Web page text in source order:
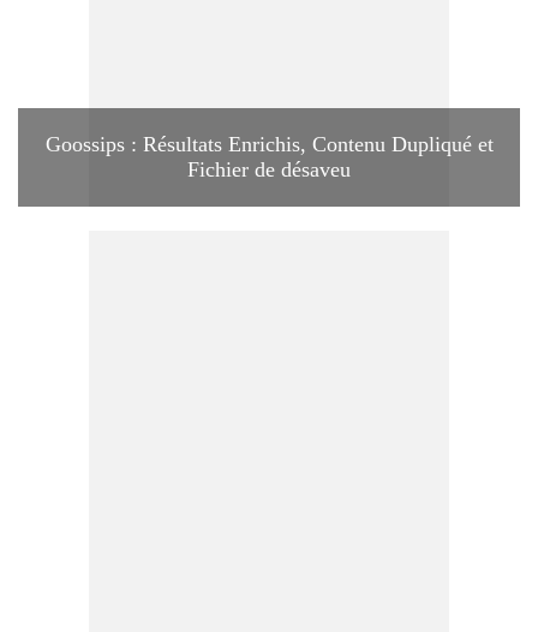
Goossips : Résultats Enrichis, Contenu Dupliqué et
Fichier de désaveu